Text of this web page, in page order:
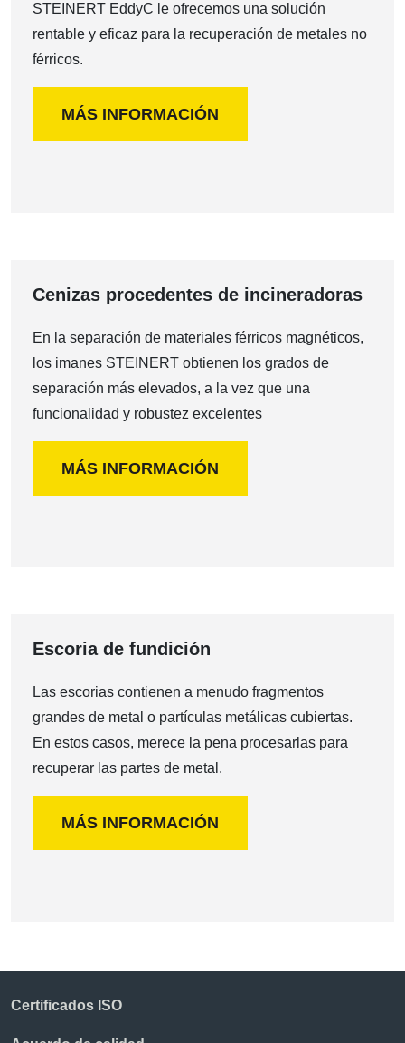
STEINERT EddyC le ofrecemos una solución
rentable y eficaz para la recuperación de metales no
férricos.
MÁS INFORMACIÓN
Cenizas procedentes de incineradoras
En la separación de materiales férricos magnéticos,
los imanes STEINERT obtienen los grados de
separación más elevados, a la vez que una
funcionalidad y robustez excelentes
MÁS INFORMACIÓN
Escoria de fundición
Las escorias contienen a menudo fragmentos
grandes de metal o partículas metálicas cubiertas.
En estos casos, merece la pena procesarlas para
recuperar las partes de metal.
MÁS INFORMACIÓN
Certificados ISO